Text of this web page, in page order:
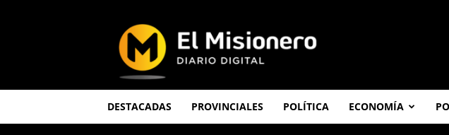
Misionero
DESTACADAS PROVINCIALES POLÍTICA ECONOMÍA